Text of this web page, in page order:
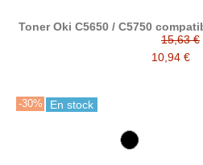
Toner Oki C5650 / C5750
/ 43872307 / 15,63 €
10,94 €
-30% En stock